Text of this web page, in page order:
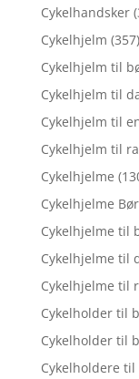
Cykelhandsker
Cykelhjelm (357)
Cykelhjelm til
Cykelhjelm til
Cykelhjelm til
Cykelhjelm til
Cykelhjelme
Cykelhjelme
Cykelhjelme til
Cykelhjelme til
Cykelhjelme til
Cykelholder til
Cykelholder til
Cykelholdere